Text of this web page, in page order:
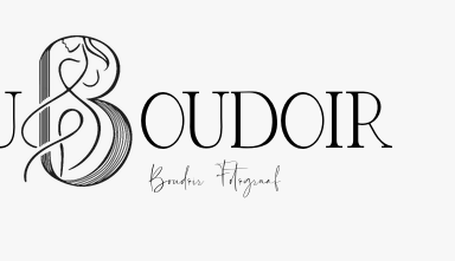
OUDOIR
Boudoir Fotograaf